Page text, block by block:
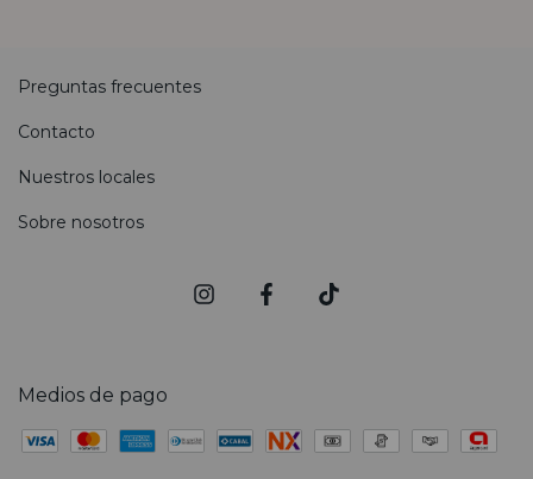
Preguntas frecuentes
Contacto
Nuestros locales
Sobre nosotros
Medios de pago